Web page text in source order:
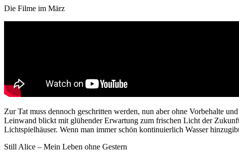
Die Filme im März
Zur Tat muss dennoch geschritten werden, nun aber ohne Vorbehalte
Leinwand blickt mit glühender Erwartung zum frischen Licht der
Lichtspielhäuser. Wenn man immer schön kontinuierlich Wasser
Still Alice – Mein Leben ohne Gestern